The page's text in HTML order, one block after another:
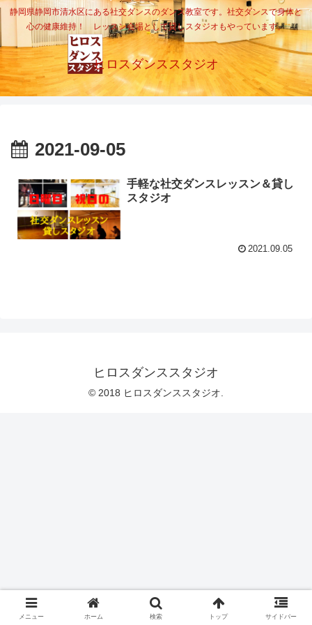
静岡県静岡市清水区にある社交ダンスのダンス教室です。社交ダンスで身体と
心の健康維持！ レッスン会場として貸しスタジオもやっています。
ヒロスダンススタジオ
2021-09-05
手軽な社交ダンスレッスン＆貸し
スタジオ
2021.09.05
ヒロスダンススタジオ
© 2018 ヒロスダンススタジオ.
メニュー ホーム 検索 トップ サイドバー